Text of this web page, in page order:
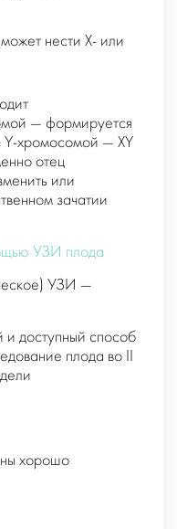
нести Х- или
— формируется
Y-хромосомой — XY
отец
или
зачатии
УЗИ плода
УЗИ —
доступный способ
плода во II
хорошо